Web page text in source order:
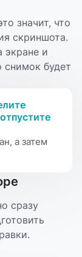
значит, что
скриншота.
экране и
снимок будет
а затем
сразу